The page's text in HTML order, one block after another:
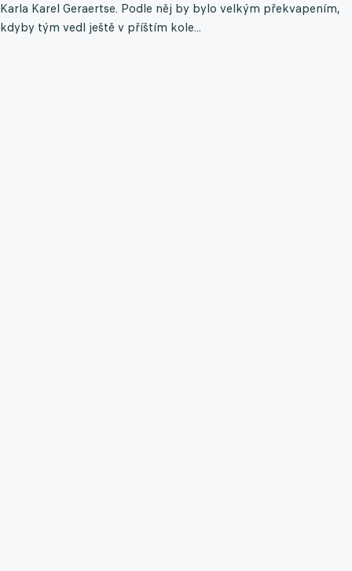
Karla Karel Geraertse. Podle něj by bylo velkým překvapením,
kdyby tým vedl ještě v příštím kole...